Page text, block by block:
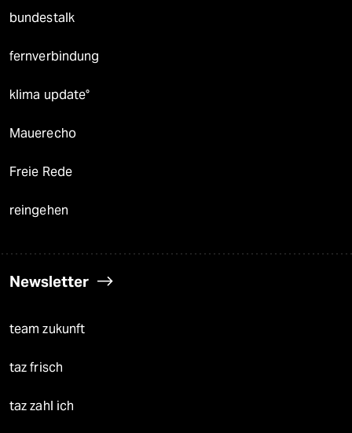
bundestalk
fernverbindung
klima update°
Mauerecho
Freie Rede
reingehen
Newsletter
team zukunft
taz frisch
taz zahl ich